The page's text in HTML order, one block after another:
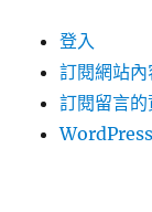
登入
訂閱網站
訂閱留言